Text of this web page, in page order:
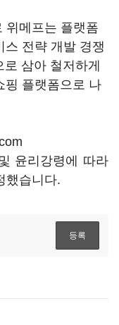
위메프는 플랫폼
스 전략 개발 경쟁
삼아 철저하게
핑 플랫폼으로 나
윤리강령에 따라
했습니다.